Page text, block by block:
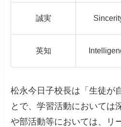
誠実
英知
松永今日子校長は「生徒が
とで、学習活動においては
や部活動等においては、リ